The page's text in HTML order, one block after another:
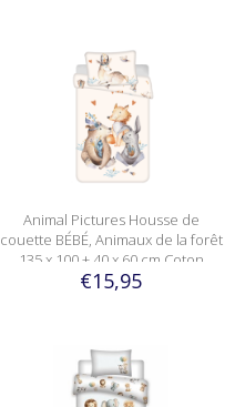
Animal Pictures Housse de
couette BÉBÉ, Animaux de la forêt
135 x 100 + 40 x 60 cm Coton
€15,95